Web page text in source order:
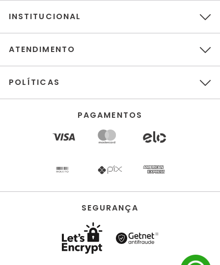
INSTITUCIONAL
ATENDIMENTO
POLÍTICAS
PAGAMENTOS
SEGURANÇA